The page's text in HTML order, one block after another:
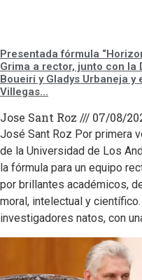
Presentada fórmula
Grima a rector, junto con la
Boueiri y Gladys Urbaneja y
Villegas…
Jose Sant Roz 07/08/
José Sant Roz Por primera
de la Universidad de Los
la fórmula para un equipo
por brillantes académicos,
moral, intelectual y
investigadores natos, con